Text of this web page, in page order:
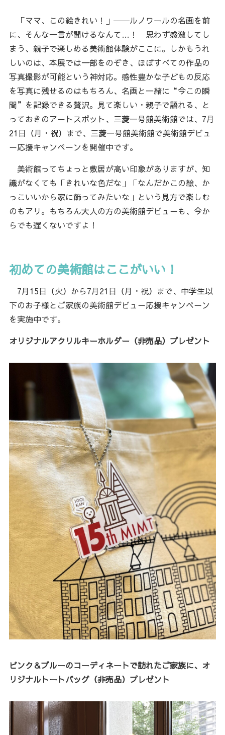
「ママ、この絵きれい！」──ルノワールの名画を前
に、そんな一言が聞けるなんて…！ 思わず感激してし
まう、親子で楽しめる美術館体験がここに。しかもうれ
しいのは、本展では一部をのぞき、ほぼすべての作品の
写真撮影が可能という神対応。感性豊かな子どもの反応
を写真に残せるのはもちろん、名画と一緒に“今この瞬
間”を記録できる贅沢。見て楽しい・親子で語れる、と
っておきのアートスポット、三菱一号館美術館では、7月
21日（月・祝）まで、三菱一号館美術館で美術館デビュ
ー応援キャンペーンを開催中です。
美術館ってちょっと敷居が高い印象がありますが、知
識がなくても「きれいな色だな」「なんだかこの絵、か
っこいいから家に飾ってみたいな」という見方で楽しむ
のもアリ。もちろん大人の方の美術館デビューも、今か
らでも遅くないですよ！
初めての美術館はここがいい！
7月15日（火）から7月21日（月・祝）まで、中学生以
下のお子様とご家族の美術館デビュー応援キャンペーン
を実施中です。
オリジナルアクリルキーホルダー（非売品）プレゼント
ピンク＆ブルーのコーディネートで訪れたご家族に、オ
リジナルトートバッグ（非売品）プレゼント